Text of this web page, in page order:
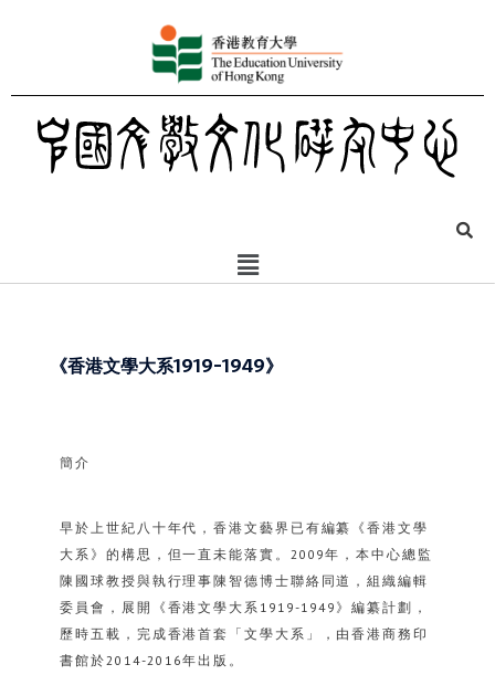
《香港文學大系1919-1949》
簡介
早於上世紀八十年代，香港文藝界已有編纂《香港文學
大系》的構思，但一直未能落實。2009年，本中心總監
陳國球教授與執行理事陳智德博士聯絡同道，組織編輯
委員會，展開《香港文學大系1919-1949》編纂計劃，
歷時五載，完成香港首套「文學大系」，由香港商務印
書館於2014-2016年出版。